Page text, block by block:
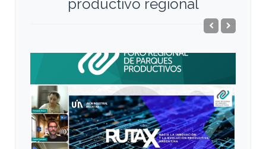
productivo regional